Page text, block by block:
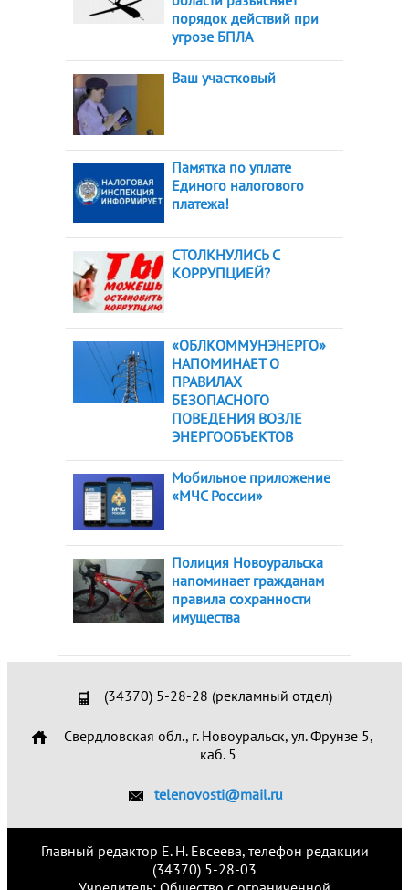
порядок действий при
угрозе БПЛА
Ваш участковый
Памятка по уплате
Единого налогового
платежа!
СТОЛКНУЛИСЬ С
КОРРУПЦИЕЙ?
«ОБЛКОММУНЭНЕРГО»
НАПОМИНАЕТ О
ПРАВИЛАХ
БЕЗОПАСНОГО
ПОВЕДЕНИЯ ВОЗЛЕ
ЭНЕРГООБЪЕКТОВ
Мобильное приложение
«МЧС России»
Полиция Новоуральска
напоминает гражданам
правила сохранности
имущества
(34370) 5-28-28 (рекламный отдел)
Свердловская обл., г. Новоуральск, ул. Фрунзе 5,
каб. 5
telenovosti@mail.ru
Главный редактор Е. Н. Евсеева, телефон редакции
(34370) 5-28-03